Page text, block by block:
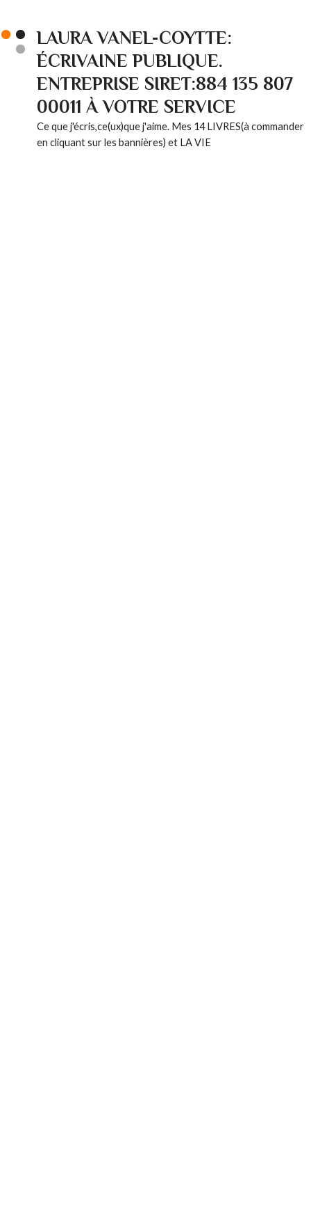
LAURA VANEL-COYTTE:
ÉCRIVAINE PUBLIQUE.
ENTREPRISE SIRET:884 135 807
00011 À VOTRE SERVICE
Ce que j'écris,ce(ux)que j'aime. Mes 14 LIVRES(à commander
en cliquant sur les bannières) et LA VIE